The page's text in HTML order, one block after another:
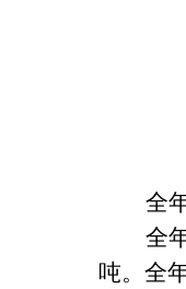
全
全
吨。全